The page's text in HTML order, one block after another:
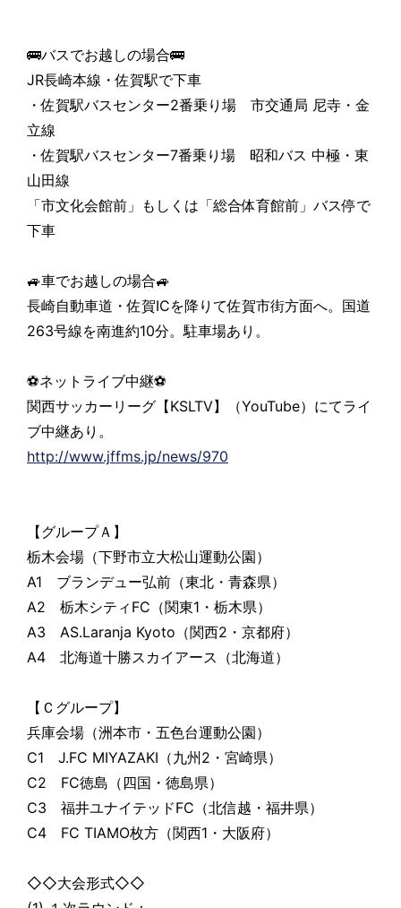
🚌バスでお越しの場合🚌
JR長崎本線・佐賀駅で下車
・佐賀駅バスセンター2番乗り場 市交通局 尼寺・金
立線
・佐賀駅バスセンター7番乗り場 昭和バス 中極・東
山田線
「市文化会館前」もしくは「総合体育館前」バス停で
下車
🚙車でお越しの場合🚙
長崎自動車道・佐賀ICを降りて佐賀市街方面へ。国道
263号線を南進約10分。駐車場あり。
⚽ネットライブ中継⚽
関西サッカーリーグ【KSLTV】（YouTube）にてライ
ブ中継あり。
http://www.jffms.jp/news/970
【グループＡ】
栃木会場（下野市立大松山運動公園）
A1 ブランデュー弘前（東北・青森県）
A2 栃木シティFC（関東1・栃木県）
A3 AS.Laranja Kyoto（関西2・京都府）
A4 北海道十勝スカイアース（北海道）
【Ｃグループ】
兵庫会場（洲本市・五色台運動公園）
C1 J.FC MIYAZAKI（九州2・宮崎県）
C2 FC徳島（四国・徳島県）
C3 福井ユナイテッドFC（北信越・福井県）
C4 FC TIAMO枚方（関西1・大阪府）
◇◇大会形式◇◇